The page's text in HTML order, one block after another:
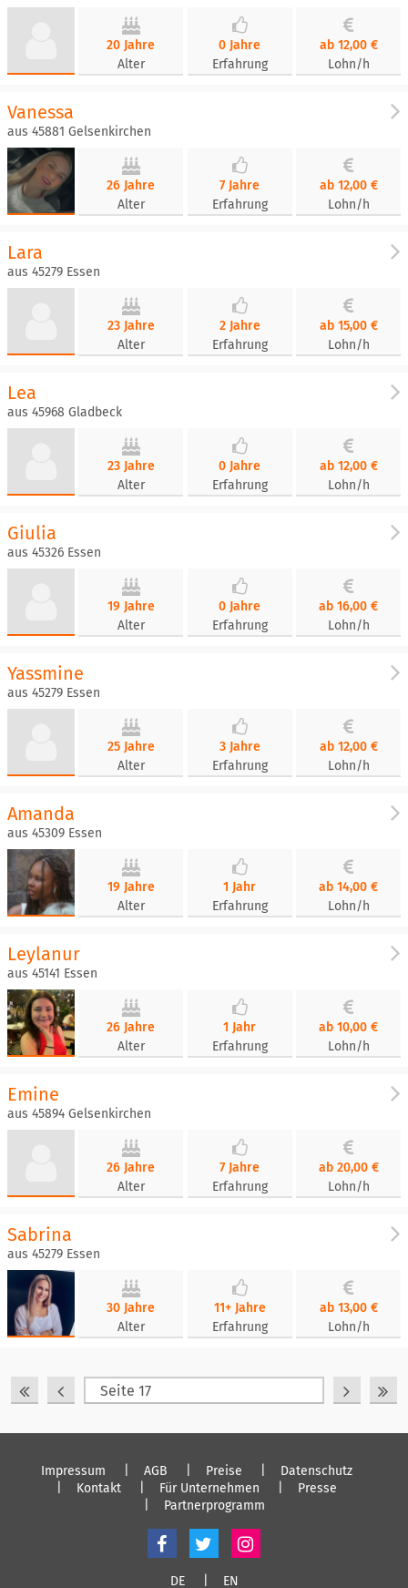
20 Jahre
Alter
0 Jahre
Erfahrung
ab 12,00 €
Lohn/h
Vanessa
aus 45881 Gelsenkirchen
26 Jahre
Alter
7 Jahre
Erfahrung
ab 12,00 €
Lohn/h
Lara
aus 45279 Essen
23 Jahre
Alter
2 Jahre
Erfahrung
ab 15,00 €
Lohn/h
Lea
aus 45968 Gladbeck
23 Jahre
Alter
0 Jahre
Erfahrung
ab 12,00 €
Lohn/h
Giulia
aus 45326 Essen
19 Jahre
Alter
0 Jahre
Erfahrung
ab 16,00 €
Lohn/h
Yassmine
aus 45279 Essen
25 Jahre
Alter
3 Jahre
Erfahrung
ab 12,00 €
Lohn/h
Amanda
aus 45309 Essen
19 Jahre
Alter
1 Jahr
Erfahrung
ab 14,00 €
Lohn/h
Leylanur
aus 45141 Essen
26 Jahre
Alter
1 Jahr
Erfahrung
ab 10,00 €
Lohn/h
Emine
aus 45894 Gelsenkirchen
26 Jahre
Alter
7 Jahre
Erfahrung
ab 20,00 €
Lohn/h
Sabrina
aus 45279 Essen
30 Jahre
Alter
11+ Jahre
Erfahrung
ab 13,00 €
Lohn/h
Impressum AGB Preise
Datenschutz
Kontakt
Für Unternehmen
Presse
Partnerprogramm
DE EN